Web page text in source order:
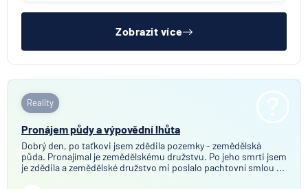
Zobrazit více
Reality
Pronájem půdy a výpovědní lhůta
Dobrý den, po taťkovi jsem zdědila pozemky - zemědělská
půda. Pronajímal je zemědělskému družstvu. Po jeho smrti jsem
je zdědila a zemědělské družstvo mi poslalo pachtovní smlou ...